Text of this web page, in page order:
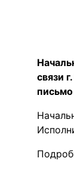
связи
письмо